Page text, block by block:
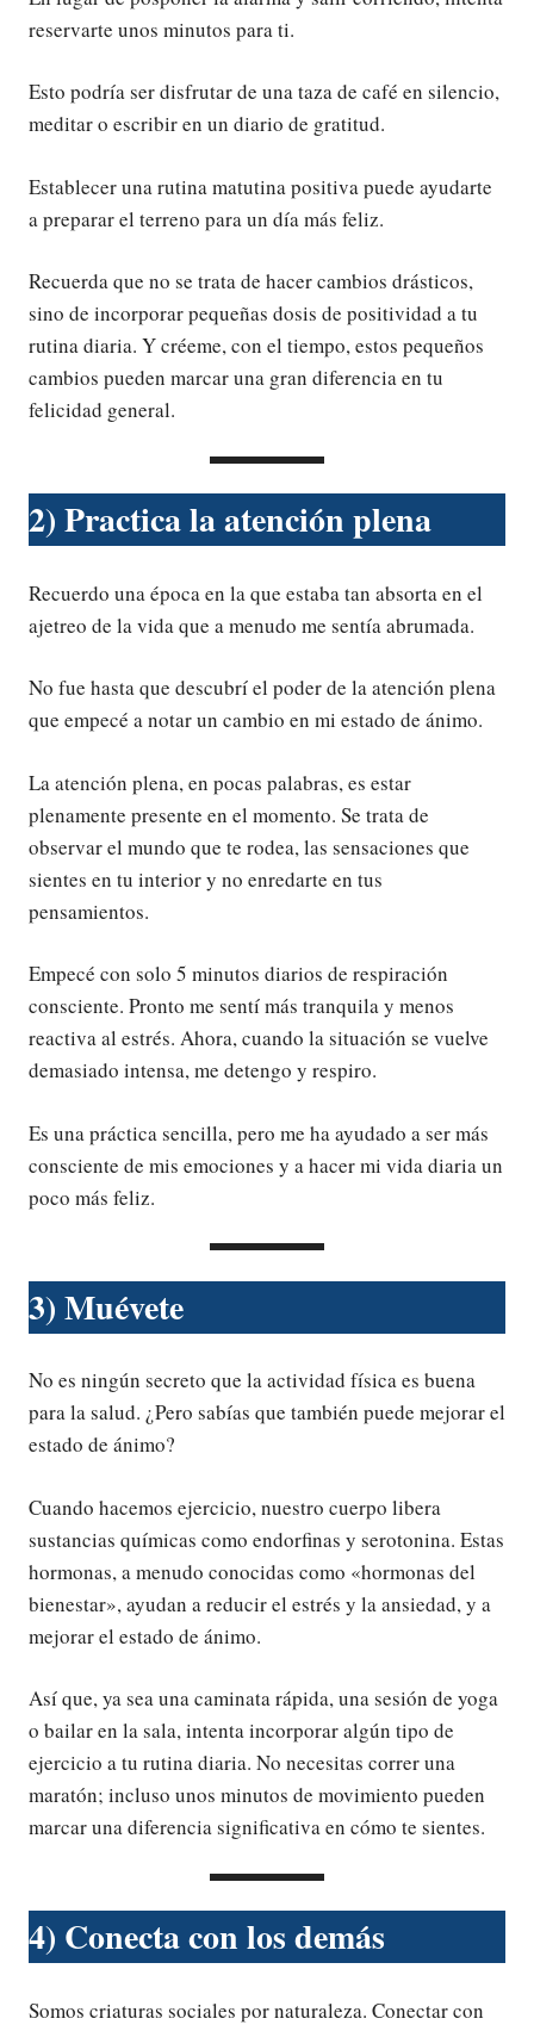
reservarte unos minutos para ti.
Esto podría ser disfrutar de una taza de café en silencio,
meditar o escribir en un diario de gratitud.
Establecer una rutina matutina positiva puede ayudarte
a preparar el terreno para un día más feliz.
Recuerda que no se trata de hacer cambios drásticos,
sino de incorporar pequeñas dosis de positividad a tu
rutina diaria. Y créeme, con el tiempo, estos pequeños
cambios pueden marcar una gran diferencia en tu
felicidad general.
2) Practica la atención plena
Recuerdo una época en la que estaba tan absorta en el
ajetreo de la vida que a menudo me sentía abrumada.
No fue hasta que descubrí el poder de la atención plena
que empecé a notar un cambio en mi estado de ánimo.
La atención plena, en pocas palabras, es estar
plenamente presente en el momento. Se trata de
observar el mundo que te rodea, las sensaciones que
sientes en tu interior y no enredarte en tus
pensamientos.
Empecé con solo 5 minutos diarios de respiración
consciente. Pronto me sentí más tranquila y menos
reactiva al estrés. Ahora, cuando la situación se vuelve
demasiado intensa, me detengo y respiro.
Es una práctica sencilla, pero me ha ayudado a ser más
consciente de mis emociones y a hacer mi vida diaria un
poco más feliz.
3) Muévete
No es ningún secreto que la actividad física es buena
para la salud. ¿Pero sabías que también puede mejorar el
estado de ánimo?
Cuando hacemos ejercicio, nuestro cuerpo libera
sustancias químicas como endorfinas y serotonina. Estas
hormonas, a menudo conocidas como «hormonas del
bienestar», ayudan a reducir el estrés y la ansiedad, y a
mejorar el estado de ánimo.
Así que, ya sea una caminata rápida, una sesión de yoga
o bailar en la sala, intenta incorporar algún tipo de
ejercicio a tu rutina diaria. No necesitas correr una
maratón; incluso unos minutos de movimiento pueden
marcar una diferencia significativa en cómo te sientes.
4) Conecta con los demás
Somos criaturas sociales por naturaleza. Conectar con